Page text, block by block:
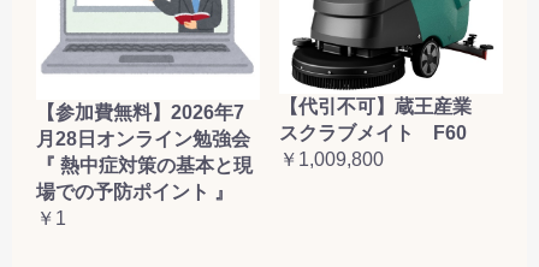
【参加費無料】2026年7
月28日オンライン勉強会
『 熱中症対策の基本と現
場での予防ポイント 』
￥1
【代引不可】蔵王産業
スクラブメイト F60
￥1,009,800